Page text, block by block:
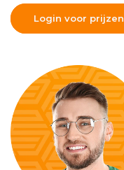
Login voor prijzen